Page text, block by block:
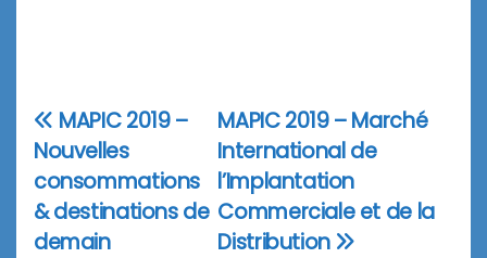
Navigation
de
l’article
MAPIC 2019 – Marché
International de
l’Implantation
Commerciale et de la
Distribution
MAPIC 2019 –
Nouvelles
consommations
& destinations de
demain